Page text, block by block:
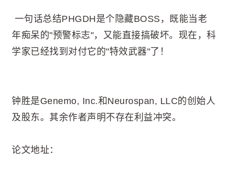
一句话总结PHGDH是个隐藏BOSS，既能当老
年痴呆的"预警标志"，又能直接搞破坏。现在，科
学家已经找到对付它的"特效武器"了！
钟胜是Genemo, Inc.和Neurospan, LLC的创始人
及股东。其余作者声明不存在利益冲突。
论文地址：